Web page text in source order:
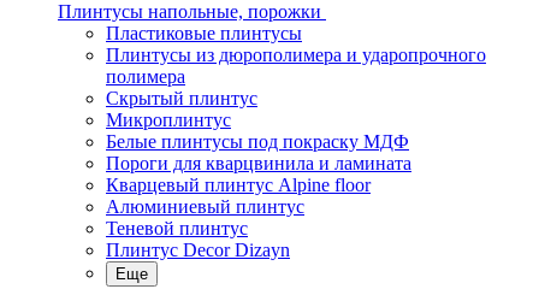
Плинтусы напольные, порожки
Пластиковые плинтусы
Плинтусы из дюрополимера и ударопрочного
полимера
Скрытый плинтус
Микроплинтус
Белые плинтусы под покраску МДФ
Пороги для кварцвинила и ламината
Кварцевый плинтус Alpine floor
Алюминиевый плинтус
Теневой плинтус
Плинтус Decor Dizayn
Еще